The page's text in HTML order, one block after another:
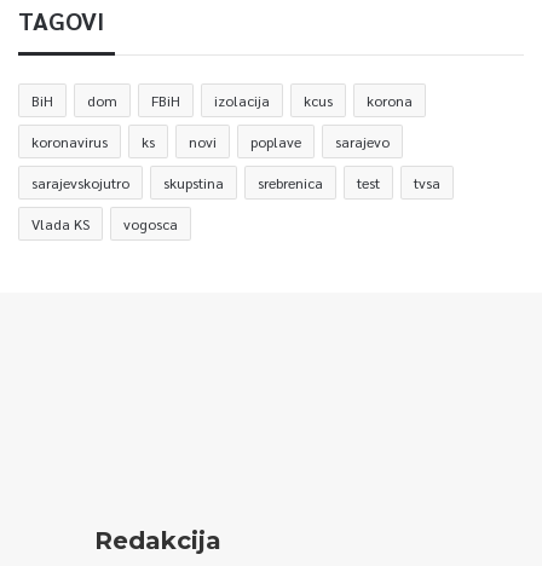
TAGOVI
BiH dom FBiH izolacija kcus korona
koronavirus ks novi poplave sarajevo
sarajevskojutro skupstina srebrenica test tvsa
Vlada KS vogosca
Redakcija